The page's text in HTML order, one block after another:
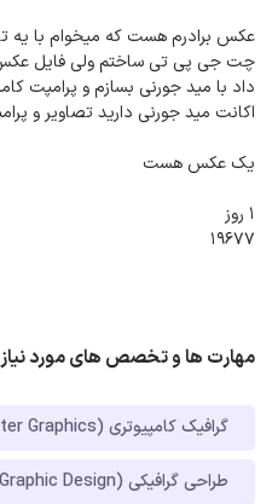
عکس برادرم هست که میخوام با
چت جی پی تی ساختم ولی فایل عکس
داد با مید جورنی بسازم و پرامپت
اکانت مید جورنی دارید تصاویر و
یک عکس هست
1 روز
19677
مهارت ها و تخصص های مورد نیاز
گرافیک کامپیوتری (Computer Graphics)
طراحی گرافیکی (Graphic Design)